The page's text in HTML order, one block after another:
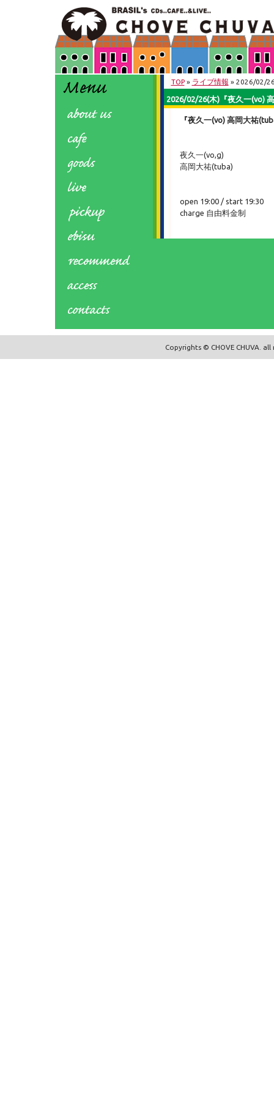
TOP» ライブ情報 » 2026/02/
2026/02/26(木)『夜久一(vo)
『夜久一(vo) 高岡大祐
夜久一(vo,g)
高岡大祐(tuba)
open 19:00 / start 19:30
charge 自由料金制
Copyrights © CHOVE CHUVA.